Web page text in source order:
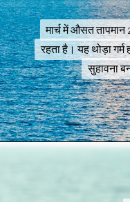
मार्च में औसत तापमान
रहता है। यह थोड़ा
सुहावना
मार्च में औसत तापमान
रहता है। यह थोड़ा
सुहावना